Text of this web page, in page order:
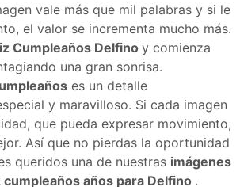
vale más que mil palabras y si le
el valor se incrementa mucho más.
Cumpleaños Delfino y comienza
una gran sonrisa.
es un detalle
y maravilloso. Si cada imagen
que pueda expresar movimiento,
Así que no pierdas la oportunidad
queridos una de nuestras imágenes
años para Delfino .